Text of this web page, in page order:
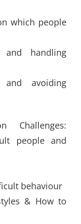
which people
and handling
and avoiding
Challenges:
people and
behaviour
& How to